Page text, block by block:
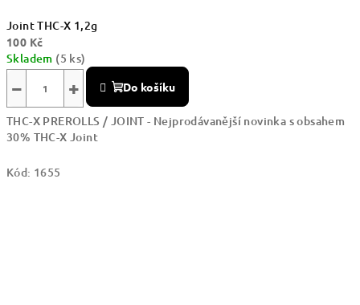
Joint THC-X 1,2g
100 Kč
Skladem (5 ks)
+
− Do košíku
THC-X PREROLLS / JOINT - Nejprodávanější novinka s obsahem
30% THC-X Joint
Kód: 1655